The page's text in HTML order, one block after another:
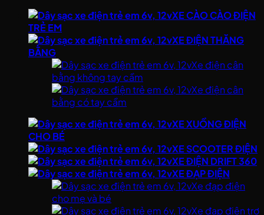
XE CÀO CÀO ĐIỆN
TRẺ EM
XE ĐIỆN THĂNG
BẰNG
Xe điện cân
bằng không tay cầm
Xe điện cân
bằng có tay cầm
XE XUỒNG ĐIỆN
CHO BÉ
XE SCOOTER ĐIỆN
XE ĐIỆN DRIFT 360
XE ĐẠP ĐIỆN
Xe đạp điện
cho mẹ và bé
Xe đạp điện trợ